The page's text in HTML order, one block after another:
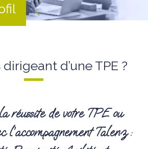
dirigeant d’une TPE ?
réussite de votre TPE ou
l’accompagnement Talenz :